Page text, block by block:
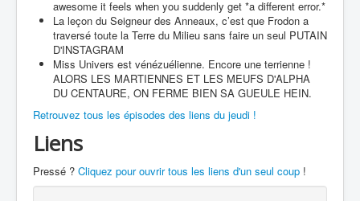
awesome it feels when you suddenly get *a different error.*
La leçon du Seigneur des Anneaux, c’est que Frodon a
traversé toute la Terre du Milieu sans faire un seul PUTAIN
D'INSTAGRAM
Miss Univers est vénézuélienne. Encore une terrienne !
ALORS LES MARTIENNES ET LES MEUFS D'ALPHA
DU CENTAURE, ON FERME BIEN SA GUEULE HEIN.
Retrouvez tous les épisodes des liens du jeudi !
Liens
Pressé ? Cliquez pour ouvrir tous les liens d'un seul coup !